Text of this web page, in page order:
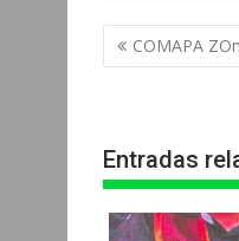
t
s
p
e
b
k
de
COMAPA
Entradas